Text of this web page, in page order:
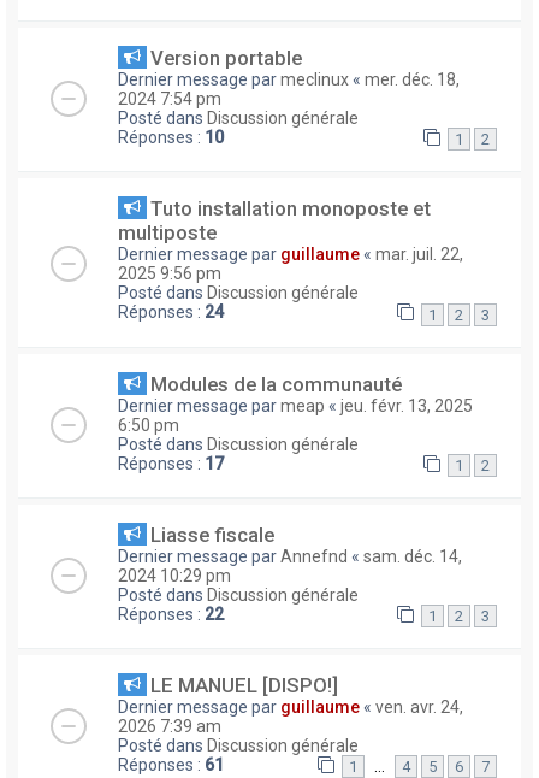
Version portable
Dernier message parmeclinux « mer. déc. 18,
2024 7:54 pm
Posté dans Discussion générale
Réponses : 10 1 2
Tuto installation monoposte et
multiposte
Dernier message par guillaume « mar. juil. 22,
2025 9:56 pm
Posté dans Discussion générale
Réponses : 24 1 2 3
Modules de la communauté
Dernier message parmeap « jeu. févr. 13, 2025
6:50 pm
Posté dans Discussion générale
Réponses : 17 1 2
Liasse fiscale
Dernier message parAnnefnd « sam. déc. 14,
2024 10:29 pm
Posté dans Discussion générale
Réponses : 22 1 2 3
LE MANUEL [DISPO!]
Dernier message par guillaume « ven. avr. 24,
2026 7:39 am
Posté dans Discussion générale
Réponses : 61 1 … 4 5 6 7